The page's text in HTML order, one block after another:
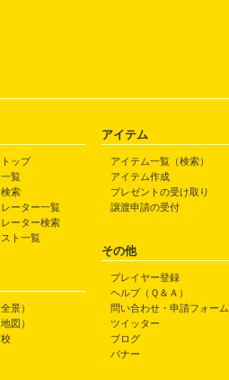
ップ
覧
索
ーター一覧
ーター検索
ト一覧
景）
図）
アイテム
アイテム一覧（検索）
アイテム作成
プレゼントの受け取り
譲渡申請の受付
その他
プレイヤー登録
ヘルプ（Ｑ＆Ａ）
問い合わせ・申請フォーム
ツイッター
ブログ
バナー